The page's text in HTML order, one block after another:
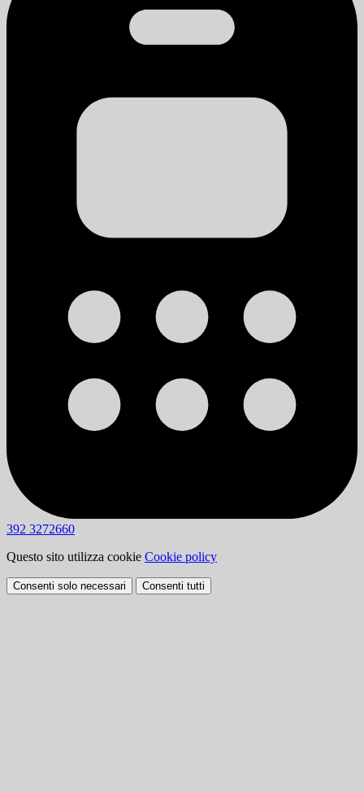
392 3272660
Questo sito utilizza cookie Cookie policy
Consenti solo necessari Consenti tutti